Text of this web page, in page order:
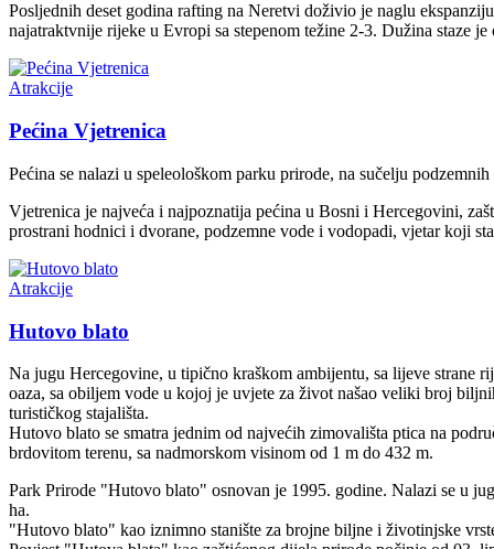
Posljednih deset godina rafting na Neretvi doživio je naglu
najatraktvnije rijeke u Evropi sa stepenom težine 2-3. Dužina staze
Atrakcije
Pećina Vjetrenica
Pećina se nalazi u speleološkom parku prirode, na sučelju
Vjetrenica je najveća i najpoznatija pećina u Bosni i Hercegovini,
prostrani hodnici i dvorane, podzemne vode i vodopadi, vjetar koji
Atrakcije
Hutovo blato
Na jugu Hercegovine, u tipično kraškom ambijentu, sa lijeve strane
oaza, sa obiljem vode u kojoj je uvjete za život našao veliki broj
turističkog stajališta.
Hutovo blato se smatra jednim od najvećih zimovališta ptica na
brdovitom terenu, sa nadmorskom visinom od 1 m do 432 m.
Park Prirode "Hutovo blato" osnovan je 1995. godine. Nalazi se u
ha.
"Hutovo blato" kao iznimno stanište za brojne biljne i životinjske